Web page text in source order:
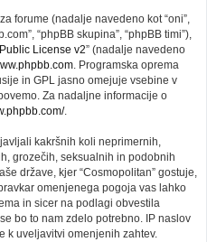
forume (nadalje navedeno kot “oni”,
“phpBB skupina”, “phpBB timi”),
License v2” (nadalje navedeno
. Programska oprema
in GPL jasno omejuje vsebine v
Za nadaljne informacije o
.
kakršnih koli neprimernih,
grozečih, seksualnih in podobnih
države, kjer “Cosmopolitan” gostuje,
omenjenega pogoja vas lahko
in sicer na podlagi obvestila
bo to nam zdelo potrebno. IP naslov
k uveljavitvi omenjenih zahtev.